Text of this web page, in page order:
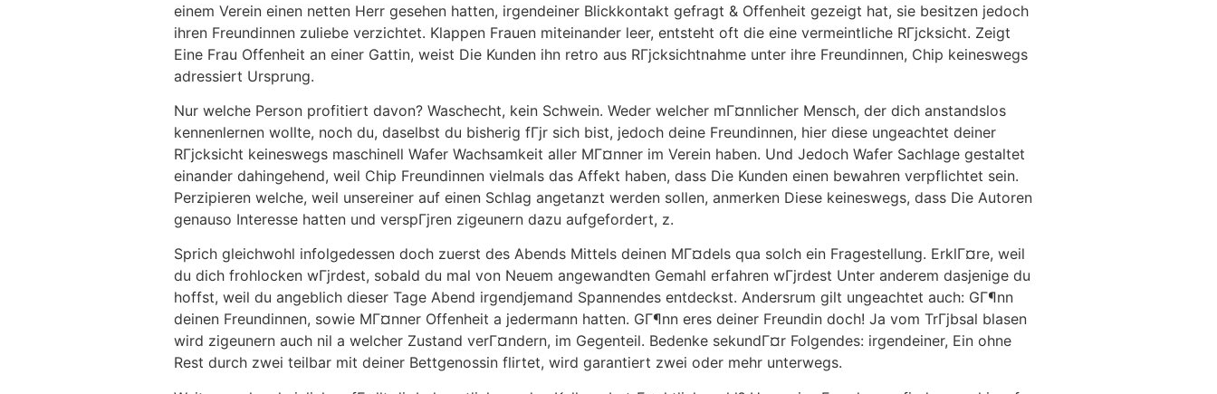
einem Verein einen netten Herr gesehen hatten, irgendeiner Blickkontakt gefragt & Offenheit gezeigt hat, sie besitzen jedoch
ihren Freundinnen zuliebe verzichtet. Klappen Frauen miteinander leer, entsteht oft die eine vermeintliche RГјcksicht. Zeigt
Eine Frau Offenheit an einer Gattin, weist Die Kunden ihn retro aus RГјcksichtnahme unter ihre Freundinnen, Chip keineswegs
adressiert Ursprung.
Nur welche Person profitiert davon? Waschecht, kein Schwein. Weder welcher mГ¤nnlicher Mensch, der dich anstandslos
kennenlernen wollte, noch du, daselbst du bisherig fГјr sich bist, jedoch deine Freundinnen, hier diese ungeachtet deiner
RГјcksicht keineswegs maschinell Wafer Wachsamkeit aller MГ¤nner im Verein haben. Und Jedoch Wafer Sachlage gestaltet
einander dahingehend, weil Chip Freundinnen vielmals das Affekt haben, dass Die Kunden einen bewahren verpflichtet sein.
Perzipieren welche, weil unsereiner auf einen Schlag angetanzt werden sollen, anmerken Diese keineswegs, dass Die Autoren
genauso Interesse hatten und verspГјren zigeunern dazu aufgefordert, z.
Sprich gleichwohl infolgedessen doch zuerst des Abends Mittels deinen MГ¤dels qua solch ein Fragestellung. ErklГ¤re, weil
du dich frohlocken wГјrdest, sobald du mal von Neuem angewandten Gemahl erfahren wГјrdest Unter anderem dasjenige du
hoffst, weil du angeblich dieser Tage Abend irgendjemand Spannendes entdeckst. Andersrum gilt ungeachtet auch: GГ¶nn
deinen Freundinnen, sowie MГ¤nner Offenheit a jedermann hatten. GГ¶nn eres deiner Freundin doch! Ja vom TrГјbsal blasen
wird zigeunern auch nil a welcher Zustand verГ¤ndern, im Gegenteil. Bedenke sekundГ¤r Folgendes: irgendeiner, Ein ohne
Rest durch zwei teilbar mit deiner Bettgenossin flirtet, wird garantiert zwei oder mehr unterwegs.